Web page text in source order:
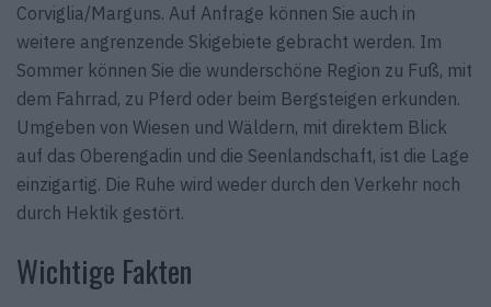
Corviglia/Marguns. Auf Anfrage können Sie auch in
weitere angrenzende Skigebiete gebracht werden. Im
Sommer können Sie die wunderschöne Region zu Fuß, mit
dem Fahrrad, zu Pferd oder beim Bergsteigen erkunden.
Umgeben von Wiesen und Wäldern, mit direktem Blick
auf das Oberengadin und die Seenlandschaft, ist die Lage
einzigartig. Die Ruhe wird weder durch den Verkehr noch
durch Hektik gestört.
Wichtige Fakten